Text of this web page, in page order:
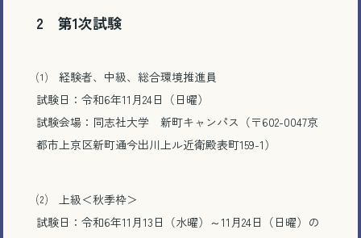
2 第1次試験
⑴ 経験者、中級、総合環境推進員
試験日：令和6年11月24日（日曜）
試験会場：同志社大学 新町キャンパス（〒602-0047京
都市上京区新町通今出川上ル近衛殿表町159-1）
⑵ 上級＜秋季枠＞
試験日：令和6年11月13日（水曜）～11月24日（日曜）の